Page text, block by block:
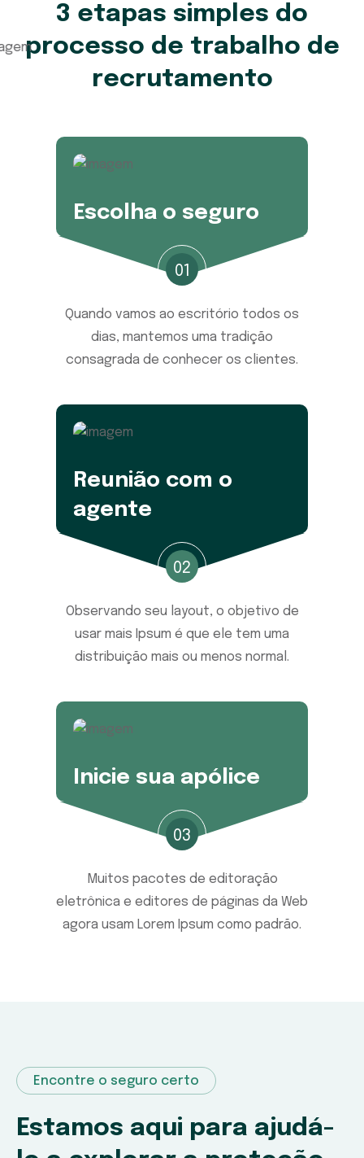
3 etapas simples do
processo de trabalho de
recrutamento
Escolha o seguro
01
Quando vamos ao escritório todos os
dias, mantemos uma tradição
consagrada de conhecer os clientes.
Reunião com o
agente
02
Observando seu layout, o objetivo de
usar mais Ipsum é que ele tem uma
distribuição mais ou menos normal.
Inicie sua apólice
03
Muitos pacotes de editoração
eletrônica e editores de páginas da Web
agora usam Lorem Ipsum como padrão.
Encontre o seguro certo
Estamos aqui para ajudá-